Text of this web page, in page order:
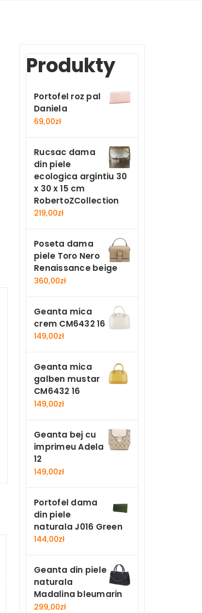
Produkty
Portofel roz pal
Daniela
69,00zł
Rucsac dama
din piele
ecologica argintiu 30
x 30 x 15 cm
RobertoZCollection
219,00zł
Poseta dama
piele Toro Nero
Renaissance beige
360,00zł
Geanta mica
crem CM6432 16
149,00zł
Geanta mica
galben mustar
CM6432 16
149,00zł
Geanta bej cu
imprimeu Adela
12
149,00zł
Portofel dama
din piele
naturala J016 Green
144,00zł
Geanta din piele
naturala
Madalina bleumarin
299,00zł